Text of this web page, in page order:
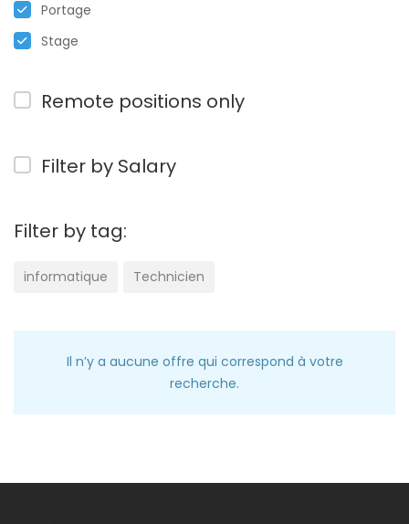
Portage
Stage
Remote positions only
Filter by Salary
Filter by tag:
informatique Technicien
Il n’y a aucune offre qui correspond à votre
recherche.